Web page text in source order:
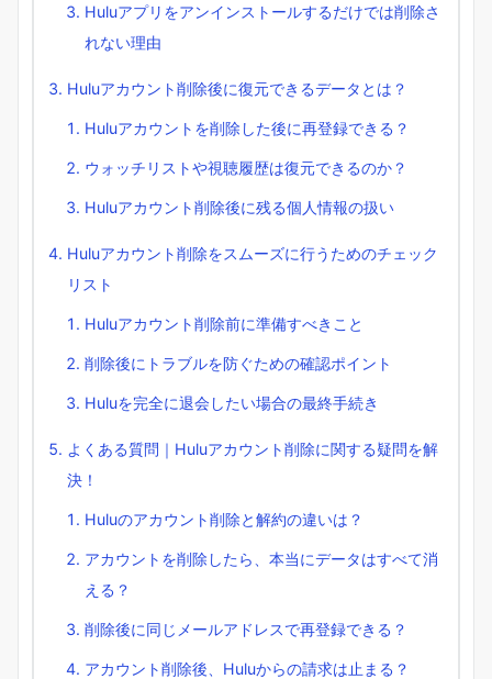
Huluアプリをアンインストールするだけでは削除さ
れない理由
Huluアカウント削除後に復元できるデータとは？
Huluアカウントを削除した後に再登録できる？
ウォッチリストや視聴履歴は復元できるのか？
Huluアカウント削除後に残る個人情報の扱い
Huluアカウント削除をスムーズに行うためのチェック
リスト
Huluアカウント削除前に準備すべきこと
削除後にトラブルを防ぐための確認ポイント
Huluを完全に退会したい場合の最終手続き
よくある質問｜Huluアカウント削除に関する疑問を解
決！
Huluのアカウント削除と解約の違いは？
アカウントを削除したら、本当にデータはすべて消
える？
削除後に同じメールアドレスで再登録できる？
アカウント削除後、Huluからの請求は止まる？